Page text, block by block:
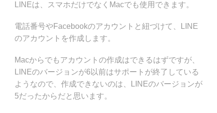
LINEは、スマホだけでなくMacでも使用できます。
電話番号やFacebookのアカウントと紐づけて、LINE
のアカウントを作成します。
Macからでもアカウントの作成はできるはずですが、
LINEのバージョンが6以前はサポートが終了している
ようなので、作成できないのは、LINEのバージョンが
5だったからだと思います。